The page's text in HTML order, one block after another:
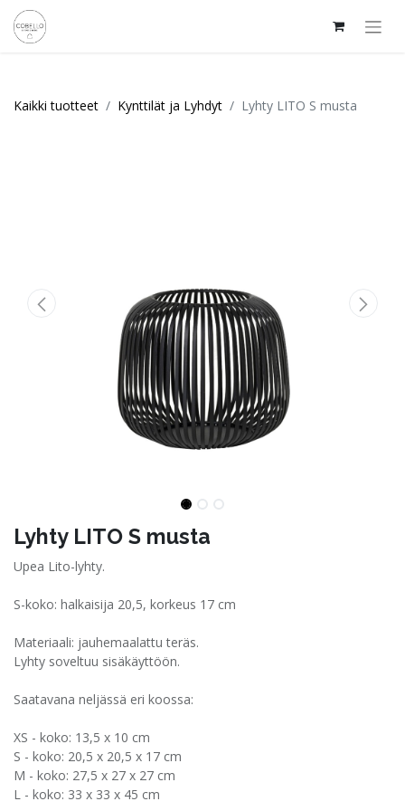
Kaikki tuotteet Kynttilät ja Lyhdyt Lyhty LITO S musta
Lyhty LITO S musta
Upea Lito-lyhty.
S-koko: halkaisija 20,5, korkeus 17 cm
Materiaali: jauhemaalattu teräs.
Lyhty soveltuu sisäkäyttöön.
Saatavana neljässä eri koossa:
XS - koko: 13,5 x 10 cm
S - koko: 20,5 x 20,5 x 17 cm
M - koko: 27,5 x 27 x 27 cm
L - koko: 33 x 33 x 45 cm